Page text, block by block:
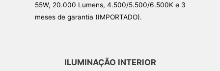
55W, 20.000 Lumens, 4.500/5.500/6.500K e 3
meses de garantia (IMPORTADO).
ILUMINAÇÃO INTERIOR